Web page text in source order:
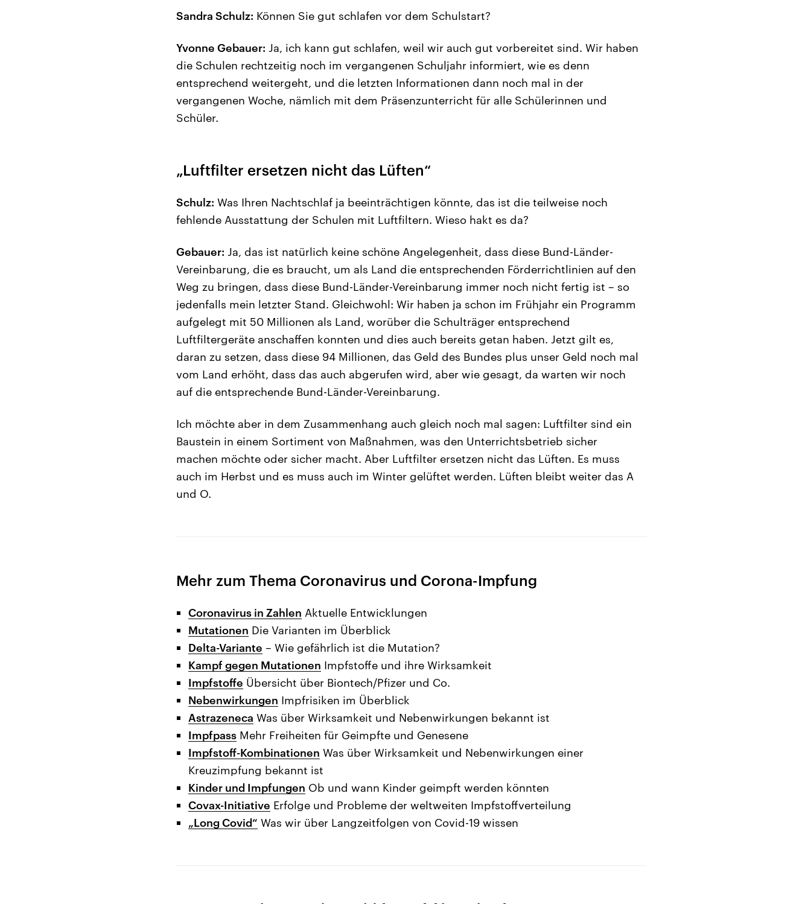
Sandra Schulz: Können Sie gut schlafen vor dem Schulstart?
Yvonne Gebauer: Ja, ich kann gut schlafen, weil wir auch gut vorbereitet sind. Wir haben
die Schulen rechtzeitig noch im vergangenen Schuljahr informiert, wie es denn
entsprechend weitergeht, und die letzten Informationen dann noch mal in der
vergangenen Woche, nämlich mit dem Präsenzunterricht für alle Schülerinnen und
Schüler.
„Luftfilter ersetzen nicht das Lüften“
Schulz: Was Ihren Nachtschlaf ja beeinträchtigen könnte, das ist die teilweise noch
fehlende Ausstattung der Schulen mit Luftfiltern. Wieso hakt es da?
Gebauer: Ja, das ist natürlich keine schöne Angelegenheit, dass diese Bund-Länder-
Vereinbarung, die es braucht, um als Land die entsprechenden Förderrichtlinien auf den
Weg zu bringen, dass diese Bund-Länder-Vereinbarung immer noch nicht fertig ist – so
jedenfalls mein letzter Stand. Gleichwohl: Wir haben ja schon im Frühjahr ein Programm
aufgelegt mit 50 Millionen als Land, worüber die Schulträger entsprechend
Luftfiltergeräte anschaffen konnten und dies auch bereits getan haben. Jetzt gilt es,
daran zu setzen, dass diese 94 Millionen, das Geld des Bundes plus unser Geld noch mal
vom Land erhöht, dass das auch abgerufen wird, aber wie gesagt, da warten wir noch
auf die entsprechende Bund-Länder-Vereinbarung.
Ich möchte aber in dem Zusammenhang auch gleich noch mal sagen: Luftfilter sind ein
Baustein in einem Sortiment von Maßnahmen, was den Unterrichtsbetrieb sicher
machen möchte oder sicher macht. Aber Luftfilter ersetzen nicht das Lüften. Es muss
auch im Herbst und es muss auch im Winter gelüftet werden. Lüften bleibt weiter das A
und O.
Mehr zum Thema Coronavirus und Corona-Impfung
Coronavirus in Zahlen Aktuelle Entwicklungen
Mutationen Die Varianten im Überblick
Delta-Variante – Wie gefährlich ist die Mutation?
Kampf gegen Mutationen Impfstoffe und ihre Wirksamkeit
Impfstoffe Übersicht über Biontech/Pfizer und Co.
Nebenwirkungen Impfrisiken im Überblick
Astrazeneca Was über Wirksamkeit und Nebenwirkungen bekannt ist
Impfpass Mehr Freiheiten für Geimpfte und Genesene
Impfstoff-Kombinationen Was über Wirksamkeit und Nebenwirkungen einer
Kreuzimpfung bekannt ist
Kinder und Impfungen Ob und wann Kinder geimpft werden könnten
Covax-Initiative Erfolge und Probleme der weltweiten Impfstoffverteilung
„Long Covid“ Was wir über Langzeitfolgen von Covid-19 wissen